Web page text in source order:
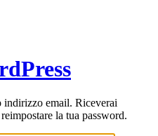
indirizzo email. Riceverai
la tua password.